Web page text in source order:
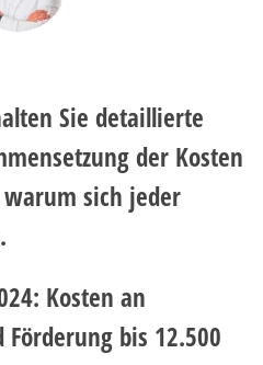
Sie detaillierte
der Kosten
sich jeder
Kosten an
bis 12.500